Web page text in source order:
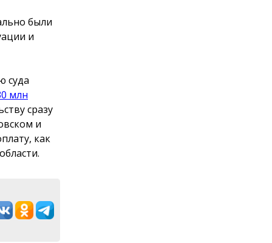
были
и
суда
млн
сразу
и
как